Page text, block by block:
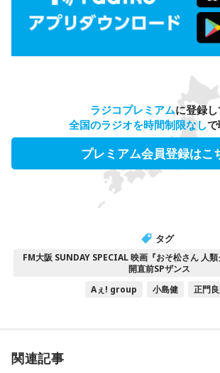
ラジコプレミアムに登録し
全国のラジオを時間制限なしで
プレミアム会員登録はこ
タグ
FM大阪 SUNDAY SPECIAL 映画『おそ松さん 人
開直前SPザンス
Aぇ! group
小島健 正門
関連記事